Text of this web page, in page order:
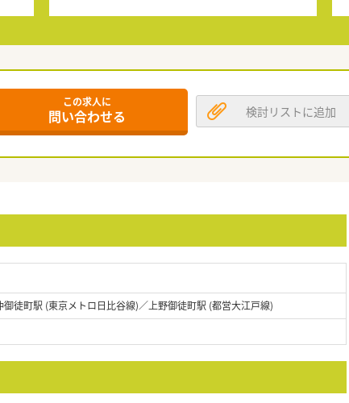
この求人に
問い合わせる 検討リストに追加
徒町駅 (東京メトロ日比谷線)／上野御徒町駅 (都営大江戸線)